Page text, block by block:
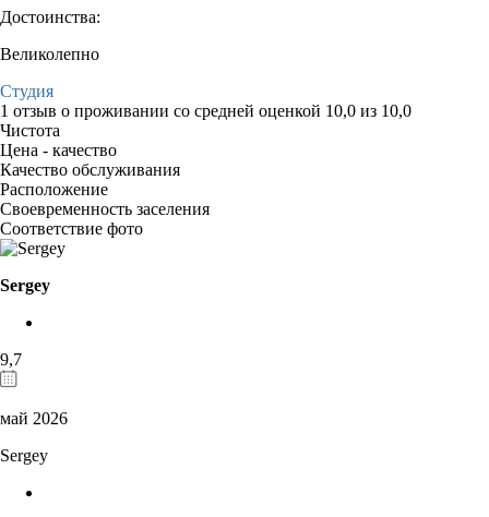
Достоинства:
Великолепно
Студия
1 отзыв о проживании со средней оценкой 10,0 из 10,0
Чистота
Цена - качество
Качество обслуживания
Расположение
Своевременность заселения
Соответствие фото
Sergey
9,7
май 2026
Sergey